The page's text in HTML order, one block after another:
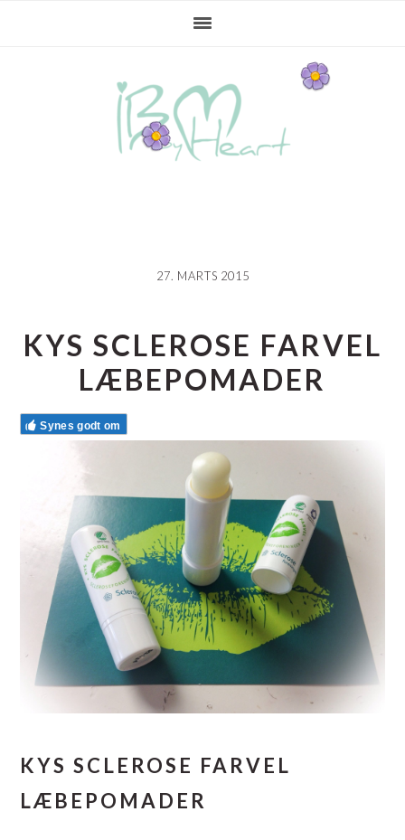
27. MARTS 2015
KYS SCLEROSE FARVEL
LÆBEPOMADER
Synes godt om
KYS SCLEROSE FARVEL
LÆBEPOMADER